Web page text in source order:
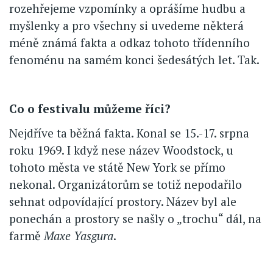
rozehřejeme vzpomínky a oprášíme hudbu a
myšlenky a pro všechny si uvedeme některá
méně známá fakta a odkaz tohoto třídenního
fenoménu na samém konci šedesátých let. Tak.
Co o festivalu můžeme říci?
Nejdříve ta běžná fakta. Konal se 15.-17. srpna
roku 1969. I když nese název Woodstock, u
tohoto města ve státě New York se přímo
nekonal. Organizátorům se totiž nepodařilo
sehnat odpovídající prostory. Název byl ale
ponechán a prostory se našly o „trochu“ dál, na
farměMaxe Yasgura.